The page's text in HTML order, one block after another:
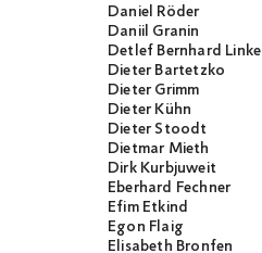
Daniel Röder
Daniil Granin
Detlef Bernhard Linke
Dieter Bartetzko
Dieter Grimm
Dieter Kühn
Dieter Stoodt
Dietmar Mieth
Dirk Kurbjuweit
Eberhard Fechner
Efim Etkind
Egon Flaig
Elisabeth Bronfen